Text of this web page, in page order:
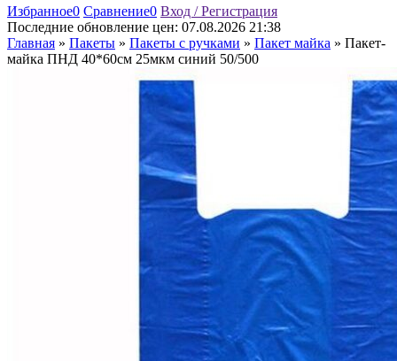
Избранное0 Сравнение0 Вход / Регистрация
Последние обновление цен: 07.08.2026 21:38
Главная » Пакеты » Пакеты с ручками » Пакет майка » Пакет-
майка ПНД 40*60см 25мкм синий 50/500